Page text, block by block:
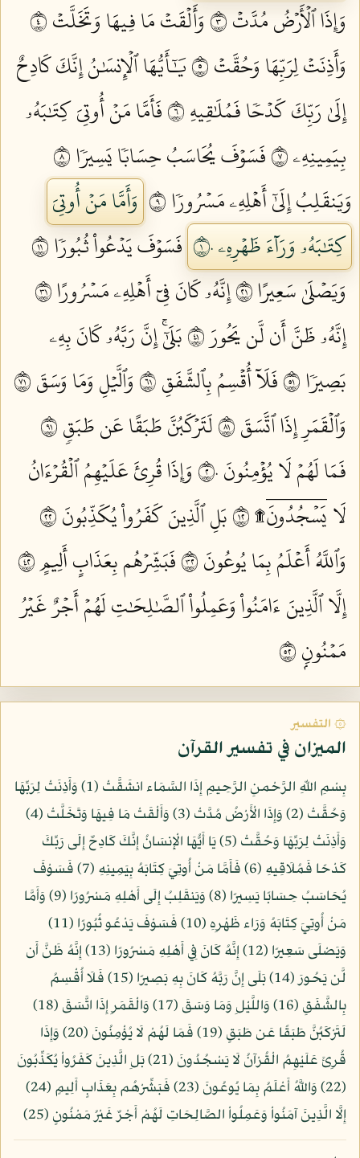
وَإِذَا ٱلۡأَرۡضُ مُدَّتۡ ٣
وَأَلۡقَتۡ مَا فِيهَا وَتَخَلَّتۡ ٤
وَأَذِنَتۡ لِرَبِّهَا وَحُقَّتۡ ٥
يَٰٓأَيُّهَا ٱلۡإِنسَٰنُ إِنَّكَ كَادِحٌ
إِلَىٰ رَبِّكَ كَدۡحٗا فَمُلَٰقِيهِ ٦
فَأَمَّا مَنۡ أُوتِيَ كِتَٰبَهُۥ
بِيَمِينِهِۦ ٧
فَسَوۡفَ يُحَاسَبُ حِسَابٗا يَسِيرٗا ٨
وَيَنقَلِبُ إِلَىٰٓ أَهۡلِهِۦ مَسۡرُورٗا ٩
وَأَمَّا مَنۡ أُوتِيَ
كِتَٰبَهُۥ وَرَآءَ ظَهۡرِهِۦ ١٠
فَسَوۡفَ يَدۡعُواْ ثُبُورٗا ١١
وَيَصۡلَىٰ سَعِيرًا ١٢
إِنَّهُۥ كَانَ فِيٓ أَهۡلِهِۦ مَسۡرُورًا ١٣
إِنَّهُۥ ظَنَّ أَن لَّن يَحُورَ ١٤
بَلَىٰٓۚ إِنَّ رَبَّهُۥ كَانَ بِهِۦ
بَصِيرٗا ١٥
فَلَآ أُقۡسِمُ بِٱلشَّفَقِ ١٦
وَٱلَّيۡلِ وَمَا وَسَقَ ١٧
وَٱلۡقَمَرِ إِذَا ٱتَّسَقَ ١٨
لَتَرۡكَبُنَّ طَبَقًا عَن طَبَقٖ ١٩
فَمَا لَهُمۡ لَا يُؤۡمِنُونَ ٢٠
وَإِذَا قُرِئَ عَلَيۡهِمُ ٱلۡقُرۡءَانُ
لَا يَسۡجُدُونَۤ۩ ٢١
بَلِ ٱلَّذِينَ كَفَرُواْ يُكَذِّبُونَ ٢٢
وَٱللَّهُ أَعۡلَمُ بِمَا يُوعُونَ ٢٣
فَبَشِّرۡهُم بِعَذَابٍ أَلِيمٍ ٢٤
إِلَّا ٱلَّذِينَ ءَامَنُواْ وَعَمِلُواْ ٱلصَّٰلِحَٰتِ لَهُمۡ أَجۡرٌ غَيۡرُ
مَمۡنُونِۭ ٢٥
۞ التفسير
الميزان في تفسير القرآن
بِسْمِ اللّهِ الرَّحْمنِ الرَّحِيمِ إِذَا السَّمَاء انشَقَّتْ (1) وَأَذِنَتْ لِرَبِّهَا
وَحُقَّتْ (2) وَإِذَا الْأَرْضُ مُدَّتْ (3) وَأَلْقَتْ مَا فِيهَا وَتَخَلَّتْ (4)
وَأَذِنَتْ لِرَبِّهَا وَحُقَّتْ (5) يَا أَيُّهَا الْإِنسَانُ إِنَّكَ كَادِحٌ إِلَى رَبِّكَ
كَدْحًا فَمُلَاقِيهِ (6) فَأَمَّا مَنْ أُوتِيَ كِتَابَهُ بِيَمِينِهِ (7) فَسَوْفَ
يُحَاسَبُ حِسَابًا يَسِيرًا (8) وَيَنقَلِبُ إِلَى أَهْلِهِ مَسْرُورًا (9) وَأَمَّا
مَنْ أُوتِيَ كِتَابَهُ وَرَاء ظَهْرِهِ (10) فَسَوْفَ يَدْعُو ثُبُورًا (11)
وَيَصْلَى سَعِيرًا (12) إِنَّهُ كَانَ فِي أَهْلِهِ مَسْرُورًا (13) إِنَّهُ ظَنَّ أَن
لَّن يَحُورَ (14) بَلَى إِنَّ رَبَّهُ كَانَ بِهِ بَصِيرًا (15) فَلَا أُقْسِمُ
بِالشَّفَقِ (16) وَاللَّيْلِ وَمَا وَسَقَ (17) وَالْقَمَرِ إِذَا اتَّسَقَ (18)
لَتَرْكَبُنَّ طَبَقًا عَن طَبَقٍ (19) فَمَا لَهُمْ لَا يُؤْمِنُونَ (20) وَإِذَا
قُرِئَ عَلَيْهِمُ الْقُرْآنُ لَا يَسْجُدُونَ (21) بَلِ الَّذِينَ كَفَرُواْ يُكَذِّبُونَ
(22) وَاللَّهُ أَعْلَمُ بِمَا يُوعُونَ (23) فَبَشِّرْهُم بِعَذَابٍ أَلِيمٍ (24)
إِلَّا الَّذِينَ آمَنُواْ وَعَمِلُواْ الصَّالِحَاتِ لَهُمْ أَجْرٌ غَيْرُ مَمْنُونٍ (25)